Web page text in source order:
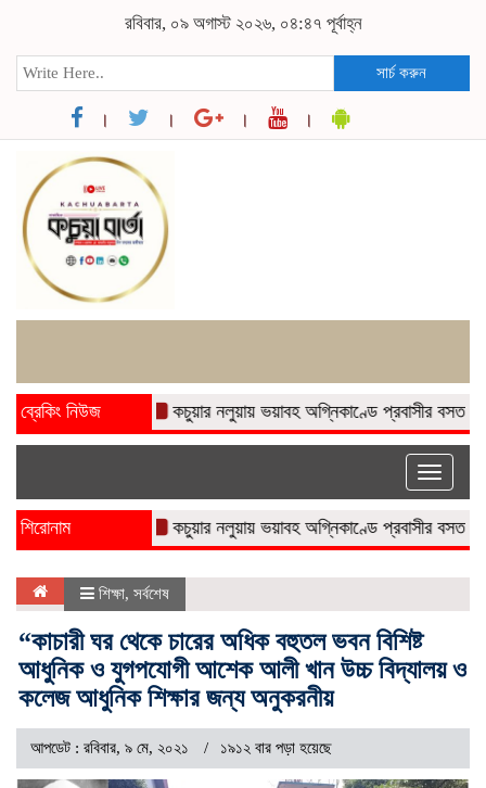
রবিবার, ০৯ অগাস্ট ২০২৬, ০৪:৪৭ পূর্বাহ্ন
সার্চ করুন
ব্রেকিং নিউজ কচুয়ার নলুয়ায় ভয়াবহ অগ্নিকাণ্ডে প্রবাসীর বসত ঘর পুড়ে
Toggle
শিরোনাম কচুয়ার নলুয়ায় ভয়াবহ অগ্নিকাণ্ডে প্রবাসীর বসত ঘর পুড়ে
শিক্ষা, সর্বশেষ
“কাচারী ঘর থেকে চারের অধিক বহুতল ভবন বিশিষ্ট
আধুনিক ও যুগপযোগী আশেক আলী খান উচ্চ বিদ্যালয় ও
কলেজ আধুনিক শিক্ষার জন্য অনুকরনীয়
আপডেট : রবিবার, ৯ মে, ২০২১ ১৯১২ বার পড়া হয়েছে